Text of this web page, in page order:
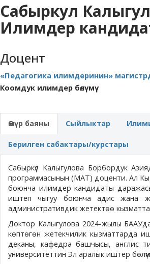
Сабыркул
Илимдер
Доцент
«Педагогика илимдеринин»
Коомдук илимдер бөлүмү
Өмүр баяны Сыйлыктар
Берилген сабактары/курстары
Сабыркүл Калыгулова Борбордук
программасынын (MAT) доценти. Ал
боюнча илимдер кандидаты
иштеп чыгуу боюнча адис жана
административдик жетектөө
Доктор Калыгулова 2024-жылы
көптөгөн жетекчилик кызматтарда
деканы, кафедра башчысы, англис
университеттин Эл аралык иштер